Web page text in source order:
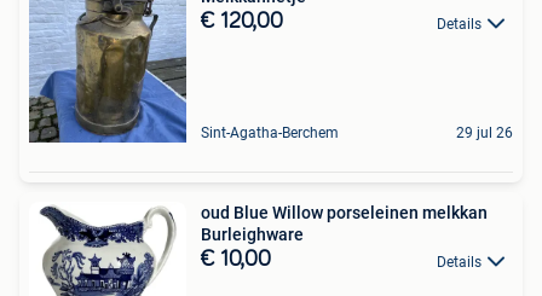
€ 120,00 Details
Sint-Agatha-Berchem 29 jul 26
oud Blue Willow porseleinen melkkan
Burleighware
€ 10,00 Details